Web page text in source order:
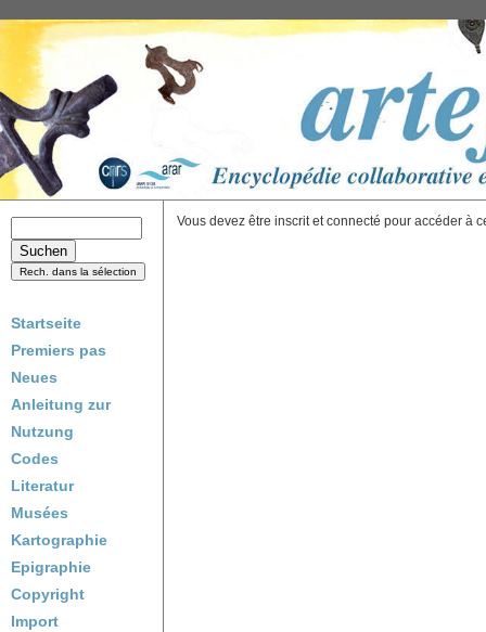
Startseite
Premiers pas
Neues
Anleitung zur
Nutzung
Codes
Literatur
Musées
Kartographie
Epigraphie
Copyright
Import
Vous devez être inscrit et connecté pour accéder à